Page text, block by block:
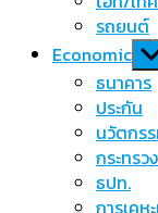
รถยนต์
Economic
ธนาคาร
ประกัน
นวัตกร
กระทรว
ธปท.
การเคห